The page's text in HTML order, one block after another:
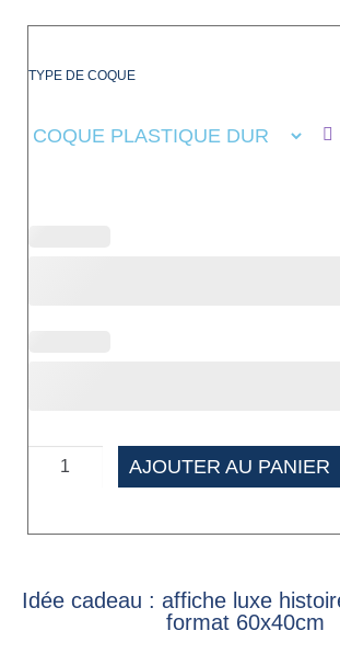
TYPE DE COQUE
AJOUTER AU PANIER
Idée cadeau : affiche luxe
format 60x40cm